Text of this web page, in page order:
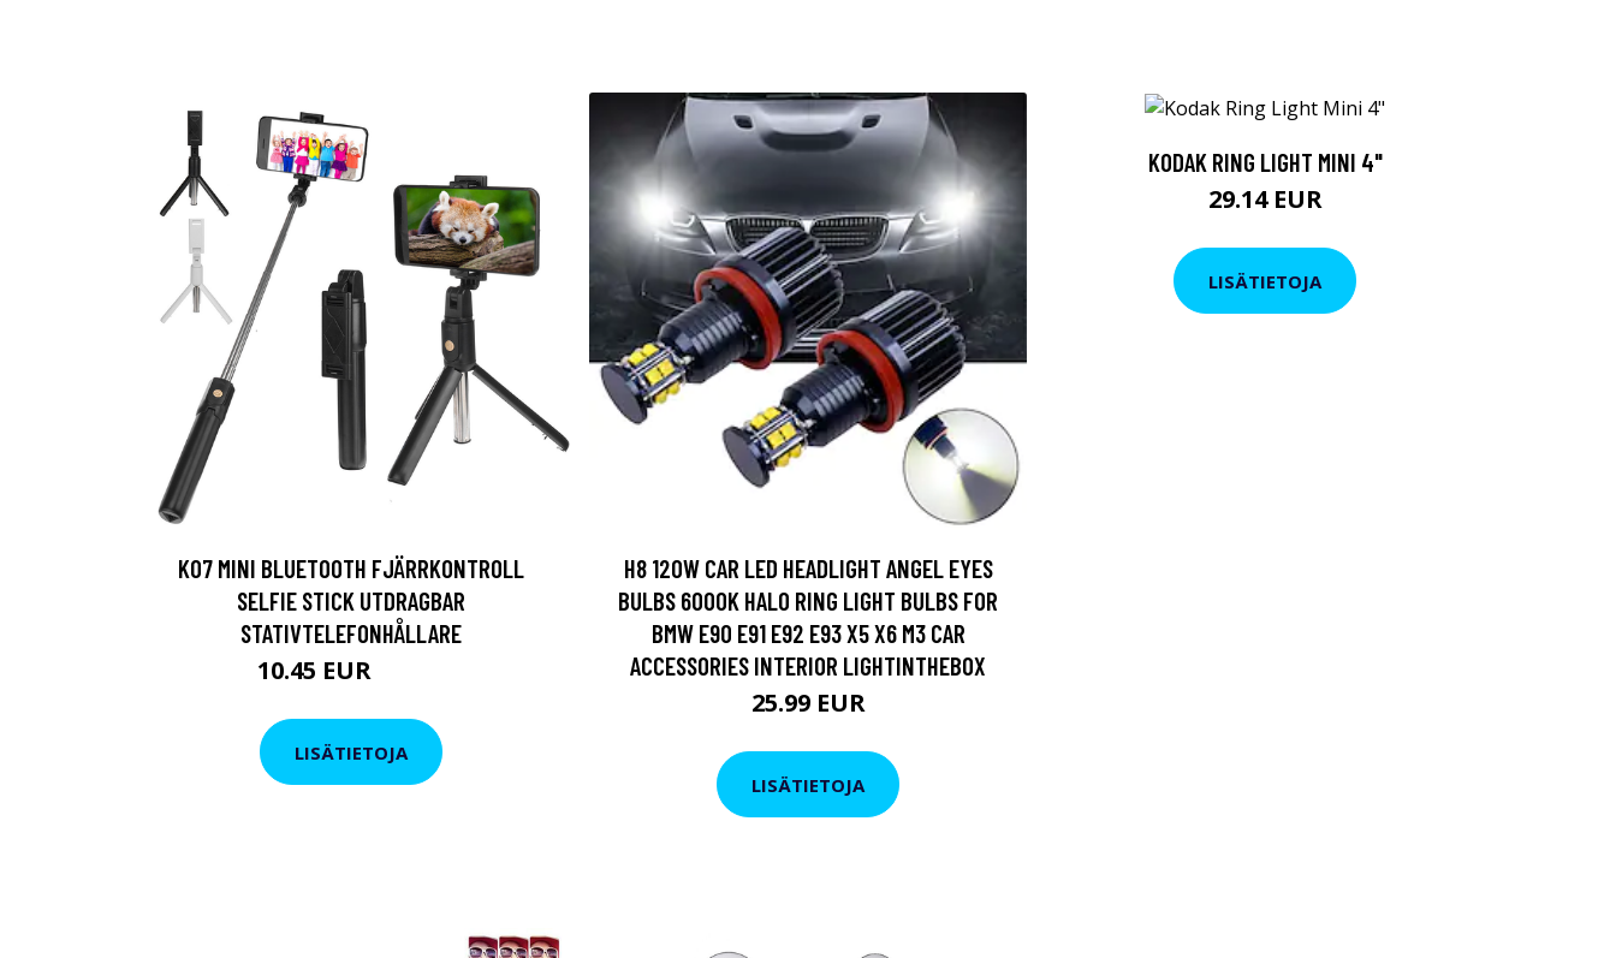
K07 MINI BLUETOOTH FJÄRRKONTROLL
SELFIE STICK UTDRAGBAR
STATIVTELEFONHÅLLARE
10.45 EUR
LISÄTIETOJA
H8 120W CAR LED HEADLIGHT ANGEL EYES
BULBS 6000K HALO RING LIGHT BULBS FOR
BMW E90 E91 E92 E93 X5 X6 M3 CAR
ACCESSORIES INTERIOR LIGHTINTHEBOX
25.99 EUR
LISÄTIETOJA
KODAK RING LIGHT MINI 4"
29.14 EUR
LISÄTIETOJA